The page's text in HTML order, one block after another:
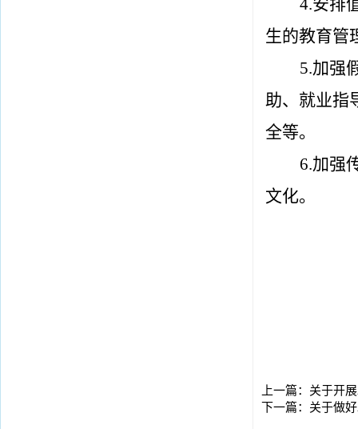
4.安排
生的教育管
5.加强
助、就业指
全等。
6.加强
文化。
上一篇： 关于开
下一篇： 关于做